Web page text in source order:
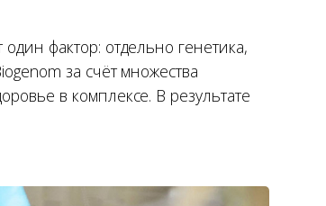
фактор: отдельно генетика,
за счёт множества
в комплексе. В результате